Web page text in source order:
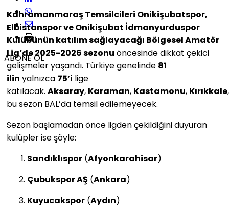
ABONE OL
Kahramanmaraş Temsilcileri Onikişubatspor,
Elbistanspor ve Onikişubat İdmanyurduspor
Kulübünün katılım sağlayacağı Bölgesel Amatör
Lig’de 2025-2026 sezonu öncesinde dikkat çekici
gelişmeler yaşandı. Türkiye genelinde 81
ilin yalnızca 75’i lige
katılacak. Aksaray, Karaman, Kastamonu, Kırıkkale
bu sezon BAL’da temsil edilemeyecek.
Sezon başlamadan önce ligden çekildiğini duyuran
kulüpler ise şöyle:
Sandıklıspor (Afyonkarahisar)
Çubukspor AŞ (Ankara)
Kuyucakspor (Aydın)